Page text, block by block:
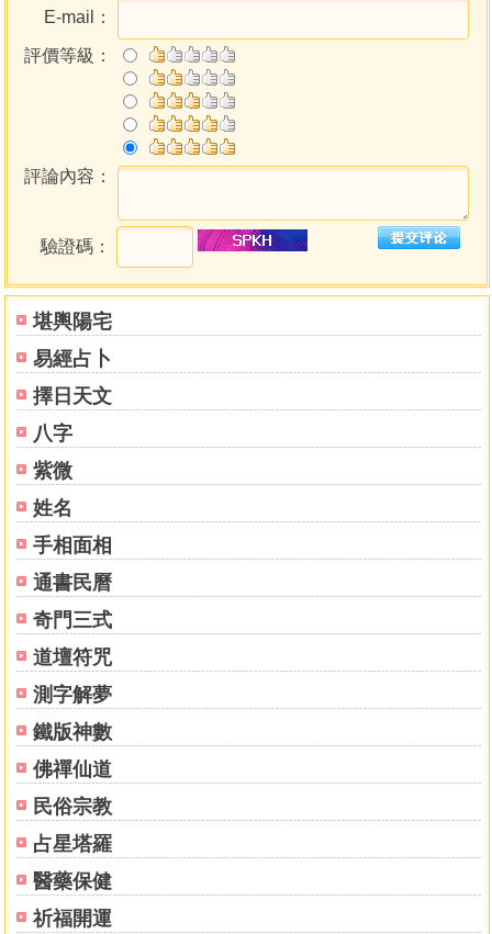
堪輿陽宅
易經占卜
擇日天文
八字
紫微
姓名
手相面相
通書民曆
奇門三式
道壇符咒
測字解夢
鐵版神數
佛禪仙道
民俗宗教
占星塔羅
醫藥保健
祈福開運
E-mail：
評價等級：
評論內容：
驗證碼：